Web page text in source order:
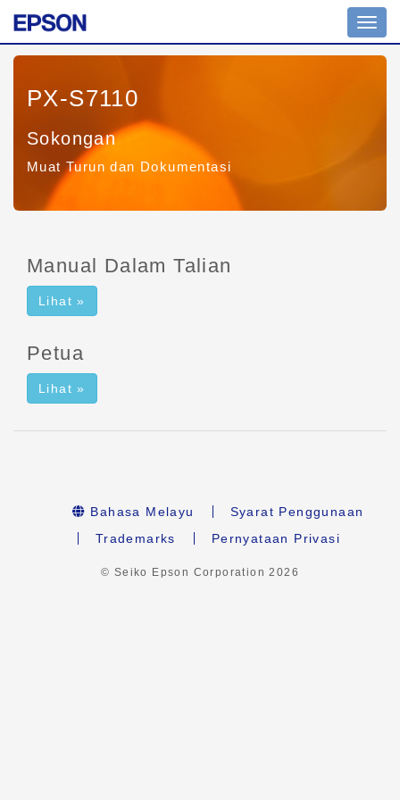
PX-S7110
Sokongan
Muat Turun dan Dokumentasi
Manual Dalam Talian
Lihat »
Petua
Lihat »
Bahasa Melayu
Syarat Penggunaan
Trademarks
Pernyataan Privasi
© Seiko Epson Corporation2026